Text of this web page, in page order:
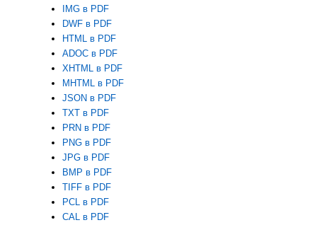
IMG в PDF
DWF в PDF
HTML в PDF
ADOC в PDF
XHTML в PDF
MHTML в PDF
JSON в PDF
TXT в PDF
PRN в PDF
PNG в PDF
JPG в PDF
BMP в PDF
TIFF в PDF
PCL в PDF
CAL в PDF